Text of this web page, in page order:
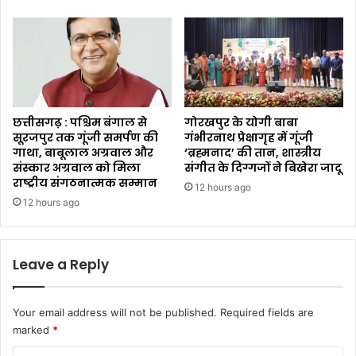
छत्तीसगढ़ : पश्चिम बंगाल से
सूरजपुर तक गूंजी समर्पण की
गाथा, बाबूलाल अग्रवाल और
संस्कार अग्रवाल को मिला
राष्ट्रीय संगठनात्मक सम्मान
12 hours ago
गोरखपुर के योगी बाबा
गंभीरनाथ प्रेक्षागृह में गूंजी
‘ब्रह्मनाद’ की तान, शास्त्रीय
संगीत के दिग्गजों ने बिखेरा जादू
12 hours ago
Leave a Reply
Your email address will not be published. Required fields are
marked *